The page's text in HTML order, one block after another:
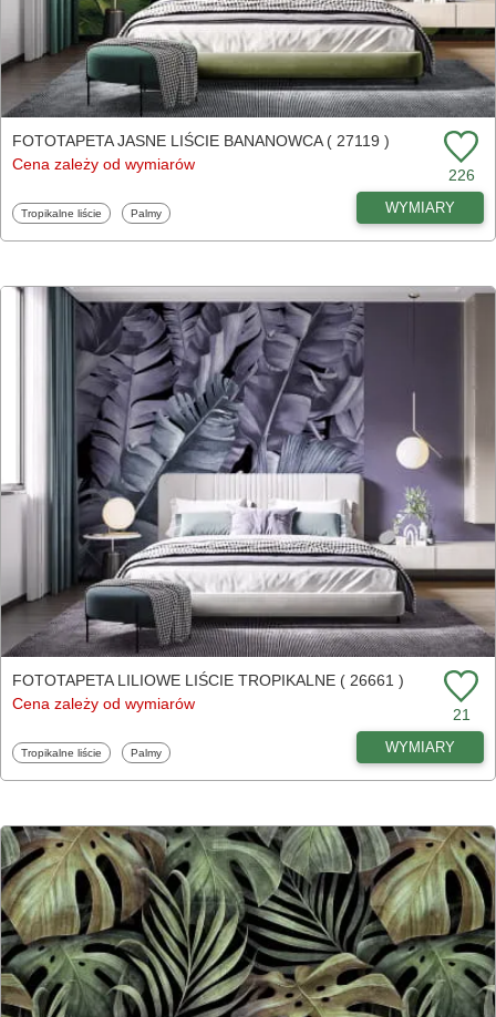
FOTOTAPETA JASNE LIŚCIE BANANOWCA ( 27119 )
Cena zależy od wymiarów
226
Fototapety
Tropikalne liście Fototapety
Palmy WYMIARY
FOTOTAPETA LILIOWE LIŚCIE TROPIKALNE ( 26661 )
Cena zależy od wymiarów
21
Fototapety
Tropikalne liście Fototapety
Palmy WYMIARY